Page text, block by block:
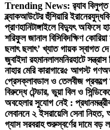
Trending News: র‍্যাব
ব্ল্যাকআউটের হুঁশিয়ারি ইরানের
প্রাণহানিটাঙ্গাইলে বিদ্যুৎ অফিসে
শরিফুল জানাল বিসিবিদক্ষিণ
ছলাৎ ছলাৎ’ খ্যাত গায়ক স্বাগত দে
জুবাইদা রহমানলালমনিরহাটে
নাহার মেরি কারাগারে৫ আগস্ট
প্রেসক্লাবডাল ও তেলবীজ
বিরুদ্ধে টেন্ডার, ভুয়া বিল ও
অবহেলার সুযোগ নেই : প্রধানমন্ত্রী
লেবাননে ২ ইসরায়েলি সেনা
গ্যাস সরবরাহ শুরুস্বর্ণের দামে